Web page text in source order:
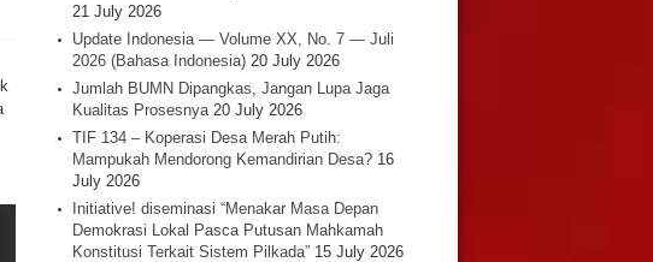
21 July 2026
Update Indonesia — Volume XX, No. 7 — Juli
2026 (Bahasa Indonesia) 20 July 2026
Jumlah BUMN Dipangkas, Jangan Lupa Jaga
Kualitas Prosesnya 20 July 2026
TIF 134 – Koperasi Desa Merah Putih:
Mampukah Mendorong Kemandirian Desa? 16
July 2026
Initiative! diseminasi “Menakar Masa Depan
Demokrasi Lokal Pasca Putusan Mahkamah
Konstitusi Terkait Sistem Pilkada” 15 July 2026